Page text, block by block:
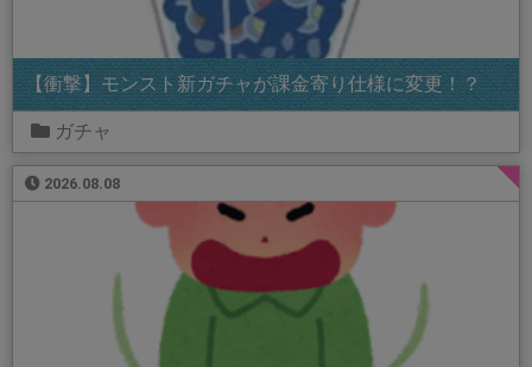
【衝撃】モンスト新ガチャが課金寄り仕様に変更！？
ガチャ
2026.08.08